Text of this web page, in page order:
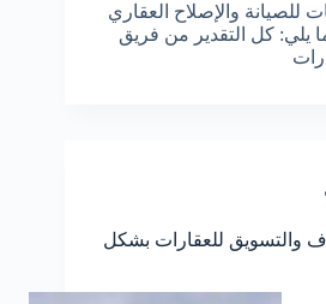
والإصلاح العقاري
يلي: كل التقدير من فريق
والتسويق للعقارات بشكل